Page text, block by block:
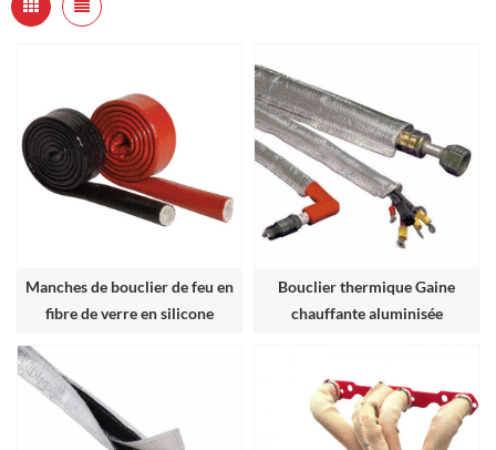
Manches de bouclier de feu en
fibre de verre en silicone
Bouclier thermique Gaine
chauffante aluminisée